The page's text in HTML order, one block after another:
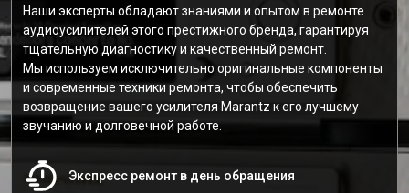
Наши эксперты обладают знаниями и опытом в ремонте
аудиоусилителей этого престижного бренда, гарантируя
тщательную диагностику и качественный ремонт.
Мы используем исключительно оригинальные компоненты
и современные техники ремонта, чтобы обеспечить
возвращение вашего усилителя Marantz к его лучшему
звучанию и долговечной работе.
Экспресс ремонт в день обращения